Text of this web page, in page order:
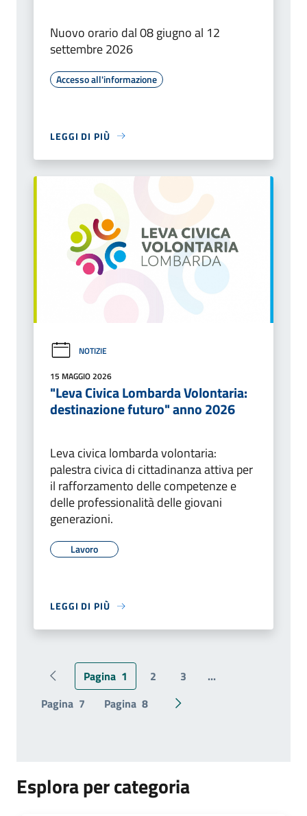
Nuovo orario dal 08 giugno al 12
settembre 2026
Accesso all'informazione
LEGGI DI PIÙ
NOTIZIE
15 MAGGIO 2026
"Leva Civica Lombarda Volontaria:
destinazione futuro" anno 2026
Leva civica lombarda volontaria:
palestra civica di cittadinanza attiva per
il rafforzamento delle competenze e
delle professionalità delle giovani
generazioni.
Lavoro
LEGGI DI PIÙ
Pagina precedente
Pagina 1 2 3
...
Pagina 7 Pagina 8 Pagina successiva
Esplora per categoria